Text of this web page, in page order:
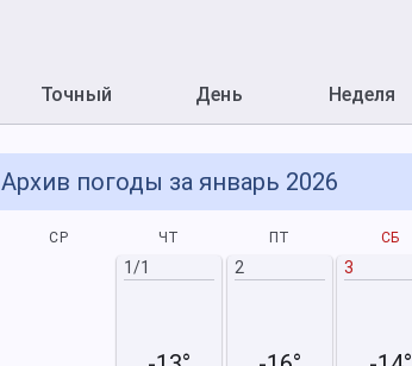
Точный
День Неделя
Архив погоды за январь 2026
СР ЧТ ПТ СБ
1/1 2 3